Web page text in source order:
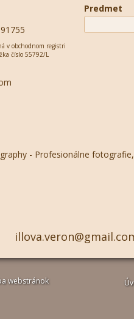
v obchodnom registri
číslo 55792/L
Predmet
webstránok